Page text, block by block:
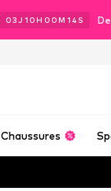
03J 10H 00M 12 S
Chaussures